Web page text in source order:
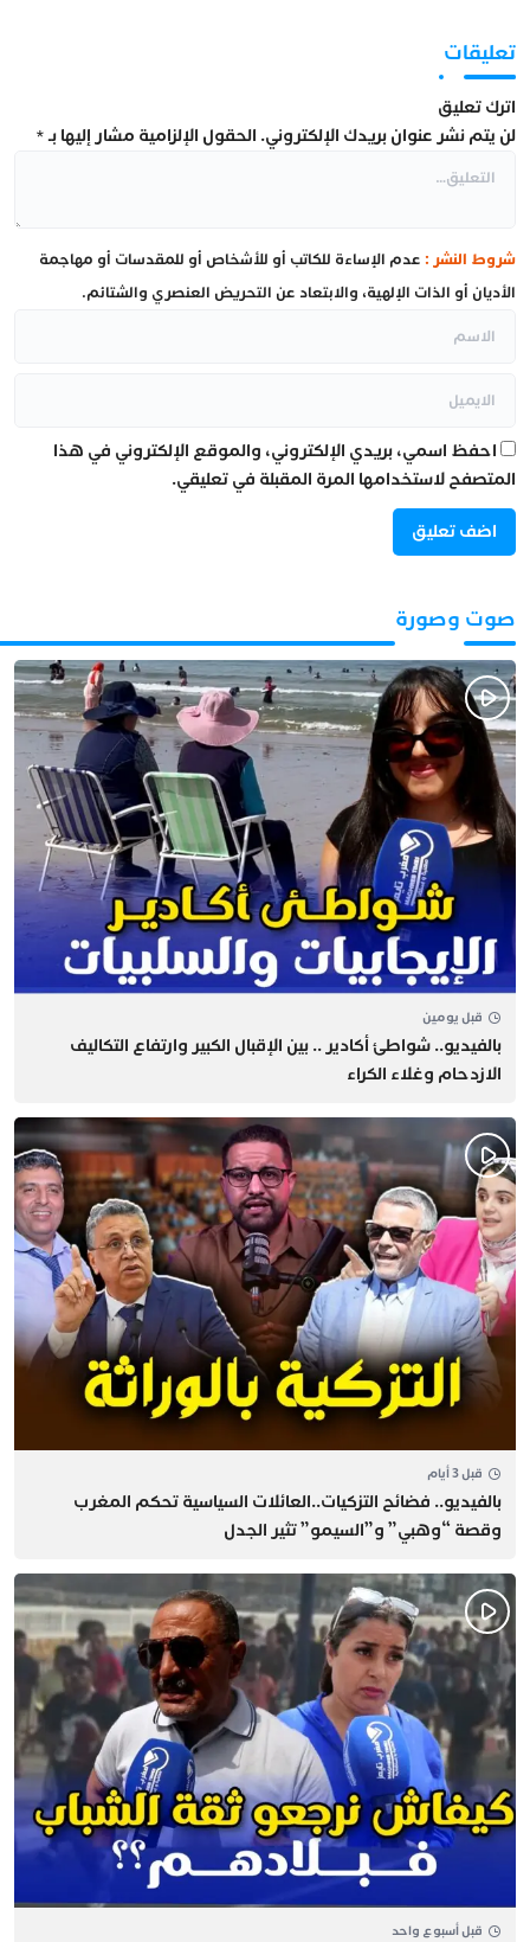
تعليقات
اترك تعليق
لن يتم نشر عنوان بريدك الإلكتروني. الحقول الإلزامية مشار إليها بـ*
شروط النشر : عدم الإساءة للكاتب أو للأشخاص أو للمقدسات أو مهاجمة
الأديان أو الذات الإلهية، والابتعاد عن التحريض العنصري والشتائم.
احفظ اسمي، بريدي الإلكتروني، والموقع الإلكتروني في هذا
المتصفح لاستخدامها المرة المقبلة في تعليقي.
صوت وصورة
قبل يومين
بالفيديو.. شواطئ أكادير .. بين الإقبال الكبير وارتفاع التكاليف
الازدحام وغلاء الكراء
قبل 3 أيام
بالفيديو.. فضائح التزكيات..العائلات السياسية تحكم المغرب
وقصة “وهبي” و”السيمو” تثير الجدل
قبل أسبوع واحد